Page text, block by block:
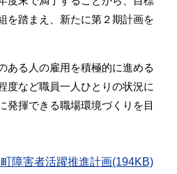
を踏まえ、新たに第２期計画を
る人の雇用を積極的に進める
度など職員一人ひとりの状況に
発揮できる職場環境づくりを目
町障害者活躍推進計画(194KB)